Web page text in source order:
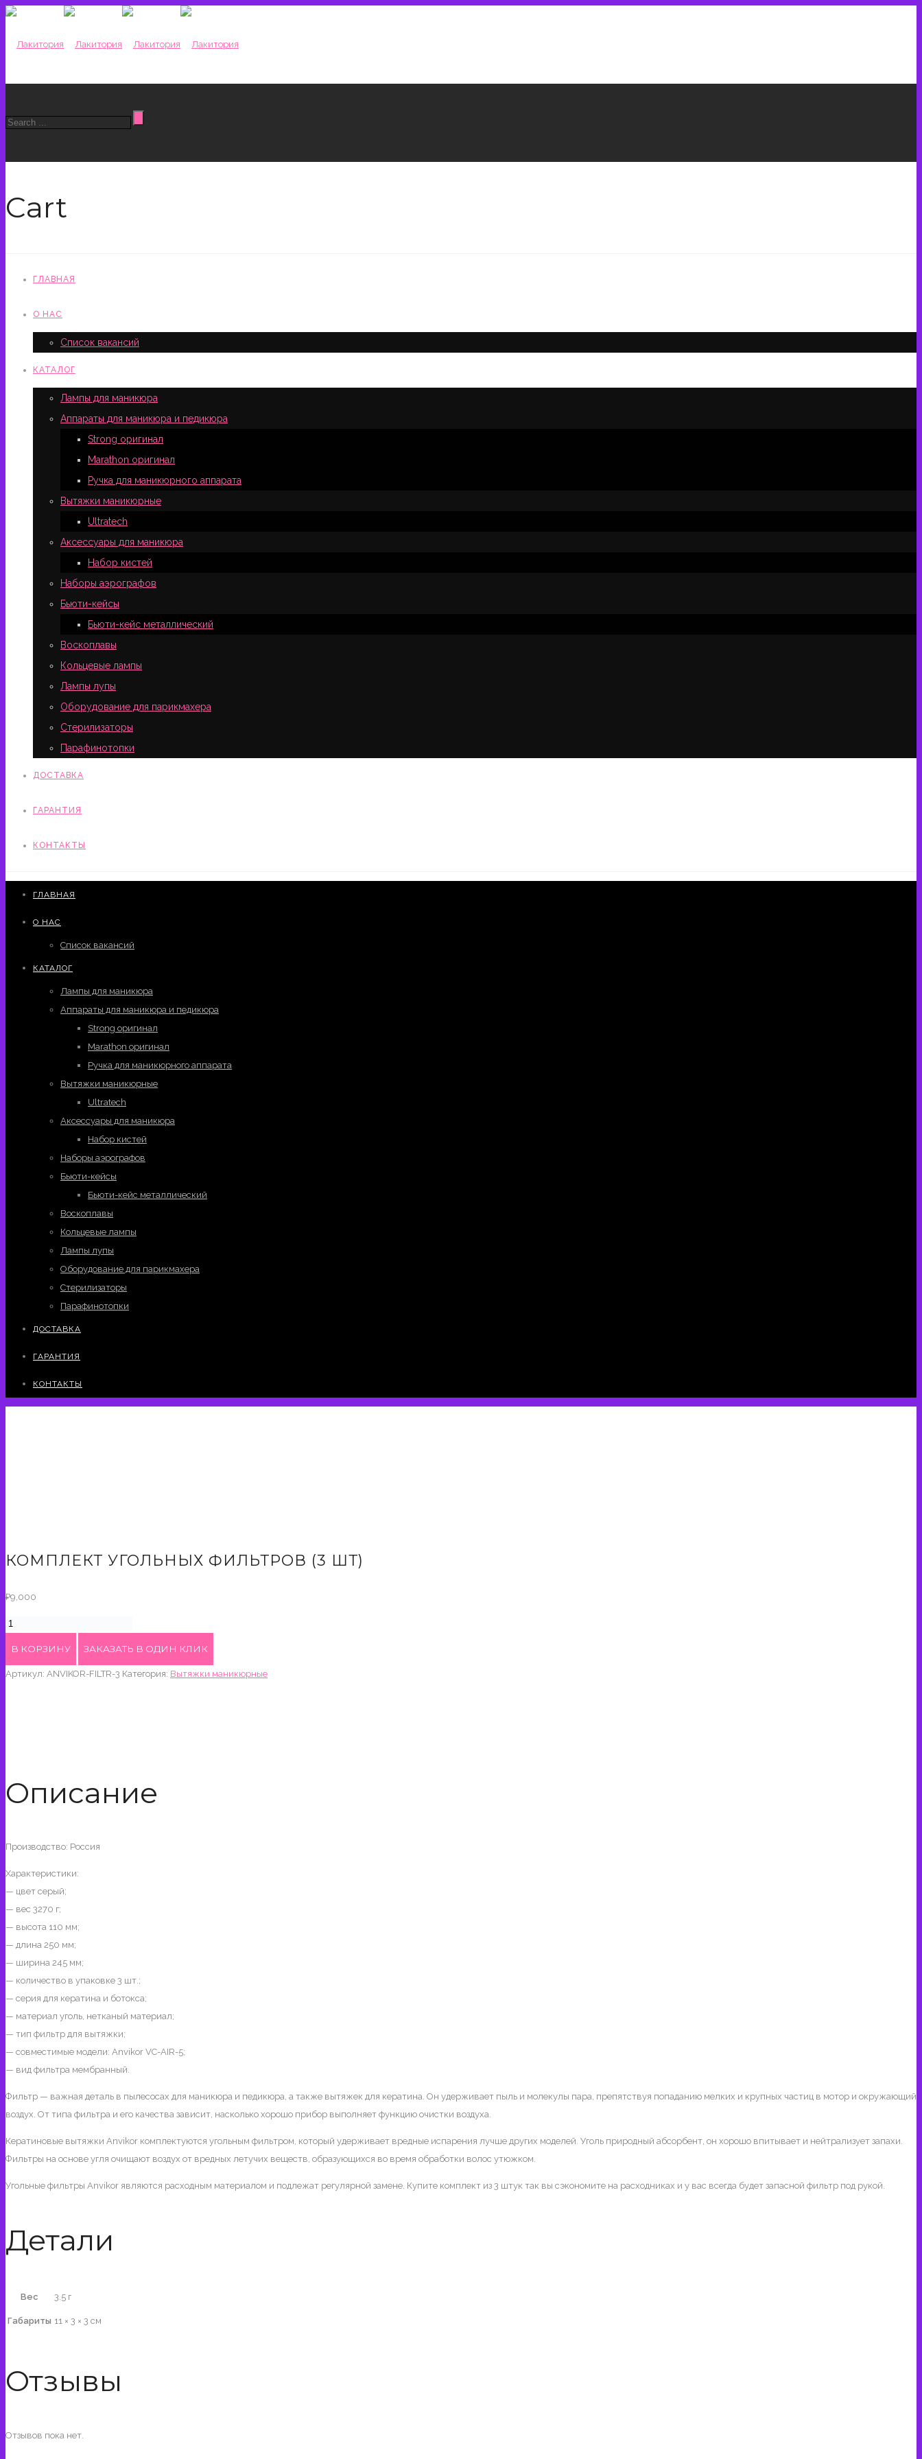
Cart
ГЛАВНАЯ
О НАС
Список вакансий
КАТАЛОГ
Лампы для маникюра
Аппараты для маникюра и педикюра
Strong оригинал
Marathon оригинал
Ручка для маникюрного аппарата
Вытяжки маникюрные
Ultratech
Аксессуары для маникюра
Набор кистей
Наборы аэрографов
Бьюти-кейсы
Бьюти-кейс металлический
Воскоплавы
Кольцевые лампы
Лампы лупы
Оборудование для парикмахера
Стерилизаторы
Парафинотопки
ДОСТАВКА
ГАРАНТИЯ
КОНТАКТЫ
ГЛАВНАЯ
О НАС
Список вакансий
КАТАЛОГ
Лампы для маникюра
Аппараты для маникюра и педикюра
Strong оригинал
Marathon оригинал
Ручка для маникюрного аппарата
Вытяжки маникюрные
Ultratech
Аксессуары для маникюра
Набор кистей
Наборы аэрографов
Бьюти-кейсы
Бьюти-кейс металлический
Воскоплавы
Кольцевые лампы
Лампы лупы
Оборудование для парикмахера
Стерилизаторы
Парафинотопки
ДОСТАВКА
ГАРАНТИЯ
КОНТАКТЫ
КОМПЛЕКТ УГОЛЬНЫХ ФИЛЬТРОВ (3 ШТ)
₽9,000
Количество
угольных
В КОРЗИНУ ЗАКАЗАТЬ В ОДИН КЛИК
Артикул: ANVIKOR-FILTR-3 Категория: Вытяжки маникюрные
Описание
Производство: Россия
Характеристики:
— цвет серый;
— вес 3270 г;
— высота 110 мм;
— длина 250 мм;
— ширина 245 мм;
— количество в упаковке 3 шт.;
— серия для кератина и ботокса;
— материал уголь, нетканый материал;
— тип фильтр для вытяжки;
— совместимые модели: Anvikor VC-AIR-5;
— вид фильтра мембранный.
Фильтр — важная деталь в пылесосах для маникюра и педикюра, а также вытяжек для кератина. Он удерживает пыль и молекулы пара, препятствуя попаданию мелких и крупных частиц в мотор и окружающий
воздух. От типа фильтра и его качества зависит, насколько хорошо прибор выполняет функцию очистки воздуха.
Кератиновые вытяжки Anvikor комплектуются угольным фильтром, который удерживает вредные испарения лучше других моделей. Уголь природный абсорбент, он хорошо впитывает и нейтрализует запахи.
Фильтры на основе угля очищают воздух от вредных летучих веществ, образующихся во время обработки волос утюжком.
Угольные фильтры Anvikor являются расходным материалом и подлежат регулярной замене. Купите комплект из 3 штук так вы сэкономите на расходниках и у вас всегда будет запасной фильтр под рукой.
Детали
Вес 3.5 г
Габариты 11 × 3 × 3 см
Отзывы
Отзывов пока нет.